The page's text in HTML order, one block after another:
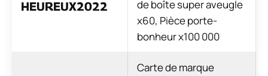
HEUREUX2022
de boîte super aveugle
x60, Pièce porte-
bonheur x100 000
Carte de marque